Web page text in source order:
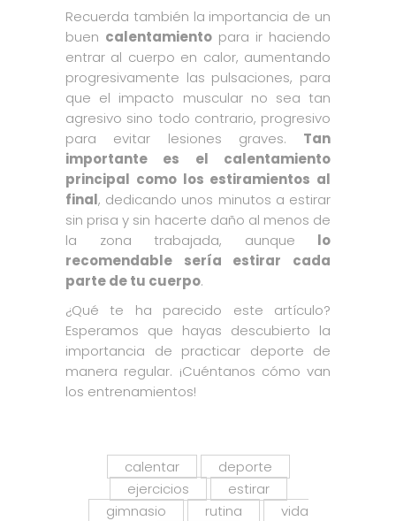
Recuerda también la importancia de un
buen calentamiento para ir haciendo
entrar al cuerpo en calor, aumentando
progresivamente las pulsaciones, para
que el impacto muscular no sea tan
agresivo sino todo contrario, progresivo
para evitar lesiones graves. Tan
importante es el calentamiento
principal como los estiramientos al
final, dedicando unos minutos a estirar
sin prisa y sin hacerte daño al menos de
la zona trabajada, aunque lo
recomendable sería estirar cada
parte de tu cuerpo.
¿Qué te ha parecido este artículo?
Esperamos que hayas descubierto la
importancia de practicar deporte de
manera regular. ¡Cuéntanos cómo van
los entrenamientos!
calentar
deporte
ejercicios
estirar
gimnasio
rutina
vida